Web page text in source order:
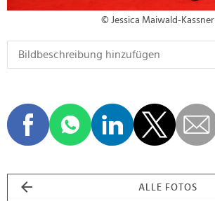
© Jessica Maiwald-Kassner
ALLE FOTOS